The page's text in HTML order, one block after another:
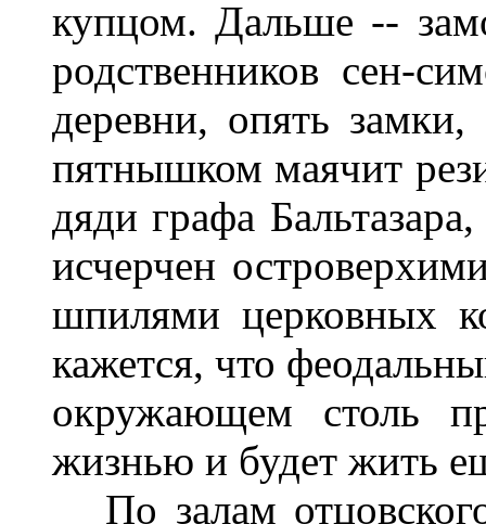
купцом. Дальше --
родственников сен-
деревни, опять
пятнышком маячит
дяди графа
исчерчен
шпилями церковных
кажется, что
окружающем столь
жизнью и будет жить
По залам